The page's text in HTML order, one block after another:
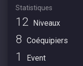
Statistiques
12 Niveaux
8 Coéquipiers
1 Event